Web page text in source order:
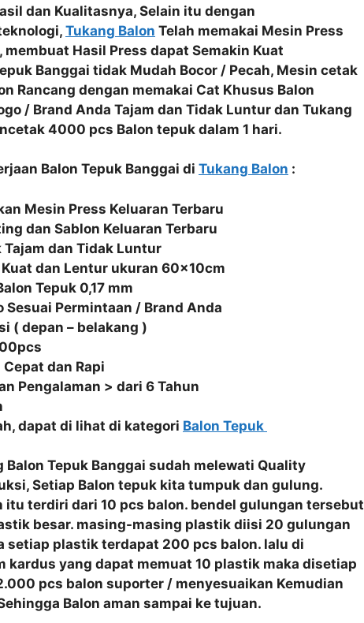
dan Kualitasnya, Selain itu dengan
Tukang Balon Telah memakai Mesin Press
, membuat Hasil Press dapat Semakin Kuat
Banggai tidak Mudah Bocor / Pecah, Mesin cetak
Rancang dengan memakai Cat Khusus Balon
/ Brand Anda Tajam dan Tidak Luntur dan Tukang
4000 pcs Balon tepuk dalam 1 hari.
Balon Tepuk Banggai di Tukang Balon :
Mesin Press Keluaran Terbaru
dan Sablon Keluaran Terbaru
Tajam dan Tidak Luntur
Kuat dan Lentur ukuran 60x10cm
Tepuk 0,17 mm
Sesuai Permintaan / Brand Anda
( depan – belakang )
dan Rapi
Pengalaman > dari 6 Tahun
dapat di lihat di kategori Balon Tepuk
Balon Tepuk Banggai sudah melewati Quality
Setiap Balon tepuk kita tumpuk dan gulung.
itu terdiri dari 10 pcs balon. bendel gulungan tersebut
besar. masing-masing plastik diisi 20 gulungan
setiap plastik terdapat 200 pcs balon. lalu di
kardus yang dapat memuat 10 plastik maka disetiap
pcs balon suporter / menyesuaikan Kemudian
Balon aman sampai ke tujuan.